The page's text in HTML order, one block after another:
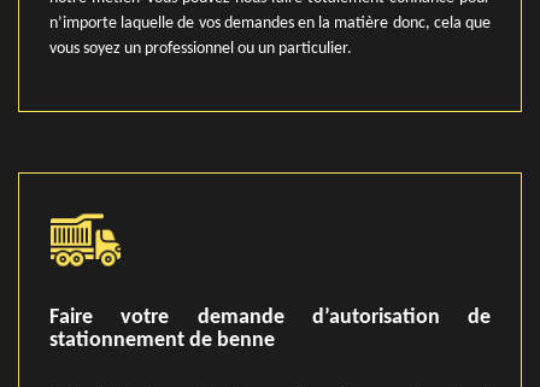
n’importe laquelle de vos demandes en la matière donc, cela que
vous soyez un professionnel ou un particulier.
Faire votre demande d’autorisation de
stationnement de benne